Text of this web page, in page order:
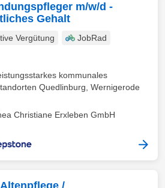
m/w/d -
Gehalt
Vergütung
JobRad
kommunales
Quedlinburg, Wernigerode
Christiane Erxleben GmbH
/